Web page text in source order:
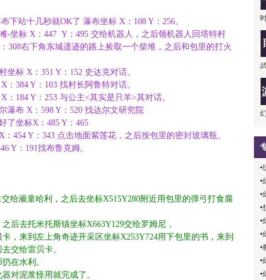
下站十几秒就OK了 瀑布坐标 X：108 Y：256。
-坐标 X：447 Y：495 交给机器人，之后领机器人回塔特村
308右下角东城遗迹的路上捡取一个柴堆，之后和包里的打火
坐标 X：351 Y：152 史达克对话。
：384 Y：103 找村长阿鲁特对话。
：184 Y：253 与公主<其实是只羊>其对话。
瀑布 X：598 Y：520 找达尔文研究院
了坐标X：485 Y：465
454 Y：343 点击地面紫莲花，之后按包里的密封玻璃瓶。
Y：191找布鲁克姆。
交给顽童哈利，之后去坐标X515Y280附近用包里的弹弓打食腐
后去托米托斯镇坐标X663Y129交给罗姆尼，
，来到左上角奇迹开采区坐标X253Y724用下包里的书，来到
交给雷贝卡。
在水利。
对泥浆怪用就完成了。
•
•
•
•
•
•
•
•
•